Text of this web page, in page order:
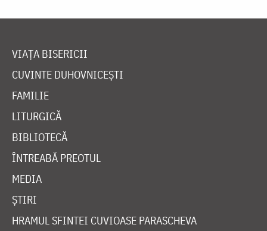
VIAȚA BISERICII
CUVINTE DUHOVNICEȘTI
FAMILIE
LITURGICĂ
BIBLIOTECĂ
ÎNTREABĂ PREOTUL
MEDIA
ȘTIRI
HRAMUL SFINTEI CUVIOASE PARASCHEVA